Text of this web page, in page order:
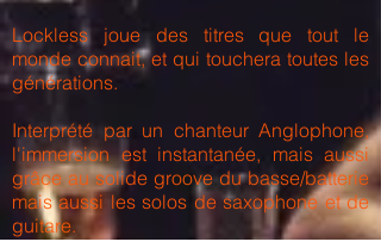
Lockless joue des titres que tout le
monde connait, et qui touchera toutes les
générations.
Interprété par un chanteur Anglophone,
l'immersion est instantanée, mais aussi
grâce au solide groove du basse/batterie
mais aussi les solos de saxophone et de
guitare.